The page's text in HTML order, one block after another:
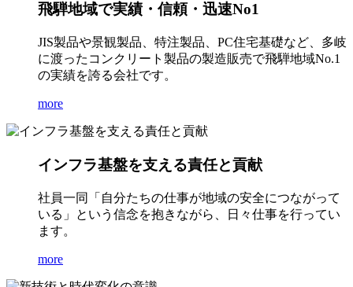
飛騨地域で実績・信頼・迅速No1
JIS製品や景観製品、特注製品、PC住宅基礎など、多岐
に渡ったコンクリート製品の製造販売で飛騨地域No.1
の実績を誇る会社です。
more
インフラ基盤を支える責任と貢献
社員一同「自分たちの仕事が地域の安全につながって
いる」という信念を抱きながら、日々仕事を行ってい
ます。
more